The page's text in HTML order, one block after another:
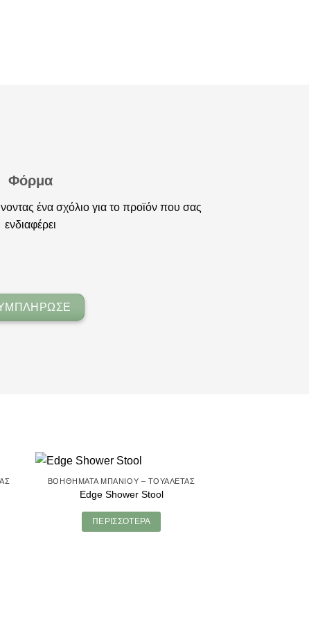
Φόρμα
ένα σχόλιο για το προϊόν που σας
ενδιαφέρει
ΒΟΗΘΉΜΑΤΑ ΜΠΆΝΙΟΥ – ΤΟΥΑΛΈΤΑΣ
Edge Shower Stool
ΠΕΡΙΣΣΌΤΕΡΑ